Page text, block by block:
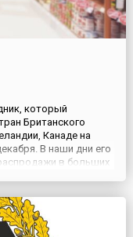
который
Британского
Канаде на
В наши дни его
в больших